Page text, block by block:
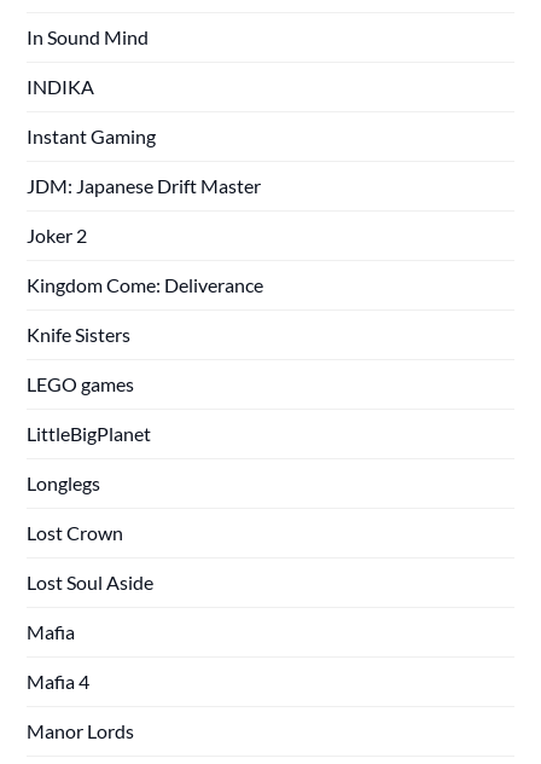
In Sound Mind
INDIKA
Instant Gaming
JDM: Japanese Drift Master
Joker 2
Kingdom Come: Deliverance
Knife Sisters
LEGO games
LittleBigPlanet
Longlegs
Lost Crown
Lost Soul Aside
Mafia
Mafia 4
Manor Lords